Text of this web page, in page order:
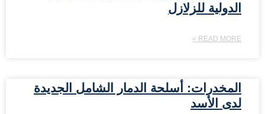
الدولية للزلازل
READ MORE »
المخدرات: أسلحة الدمار الشامل الجديدة
لدى الأسد